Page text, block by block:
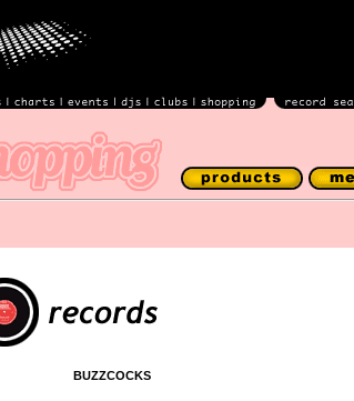
BUZZCOCKS